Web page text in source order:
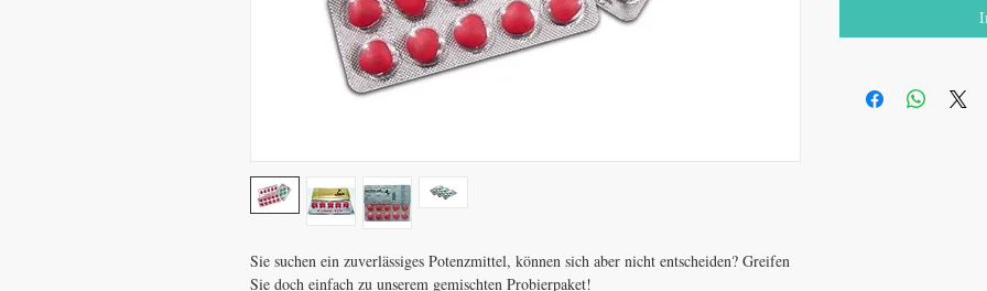
Sie suchen ein zuverlässiges Potenzmittel, können sich aber nicht entscheiden? Greifen
Sie doch einfach zu unserem gemischten Probierpaket!